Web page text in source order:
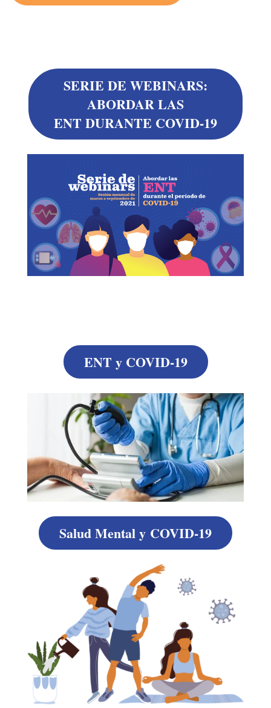
SERIE DE WEBINARS:
ABORDAR LAS
ENT DURANTE COVID-19
ENT y COVID-19
Salud Mental y COVID-19